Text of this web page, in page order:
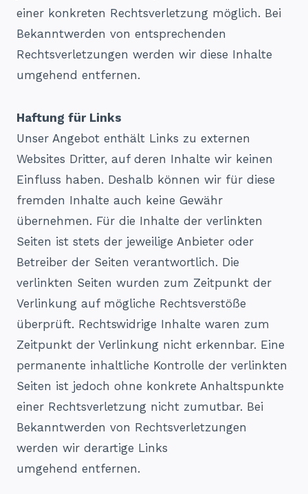
einer konkreten Rechtsverletzung möglich. Bei
Bekanntwerden von entsprechenden
Rechtsverletzungen werden wir diese Inhalte
umgehend entfernen.
Haftung für Links
Unser Angebot enthält Links zu externen
Websites Dritter, auf deren Inhalte wir keinen
Einfluss haben. Deshalb können wir für diese
fremden Inhalte auch keine Gewähr
übernehmen. Für die Inhalte der verlinkten
Seiten ist stets der jeweilige Anbieter oder
Betreiber der Seiten verantwortlich. Die
verlinkten Seiten wurden zum Zeitpunkt der
Verlinkung auf mögliche Rechtsverstöße
überprüft. Rechtswidrige Inhalte waren zum
Zeitpunkt der Verlinkung nicht erkennbar. Eine
permanente inhaltliche Kontrolle der verlinkten
Seiten ist jedoch ohne konkrete Anhaltspunkte
einer Rechtsverletzung nicht zumutbar. Bei
Bekanntwerden von Rechtsverletzungen
werden wir derartige Links
umgehend entfernen.